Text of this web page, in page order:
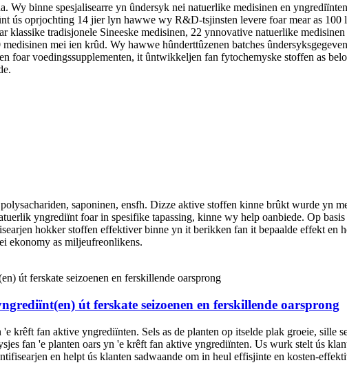
binne spesjalisearre yn ûndersyk nei natuerlike medisinen en
ús oprjochting 14 jier lyn hawwe wy R&D-tsjinsten levere foar mear as 100
tradisjonele Sineeske medisinen, 22 ynnovative natuerlike
mei ien krûd. Wy hawwe hûnderttûzenen batches
foar voedingssupplementen, it ûntwikkeljen fan fytochemyske stoffen as
saponinen, ensfh. Dizze aktive stoffen kinne brûkt wurde yn
yngrediïnt foar in spesifike tapassing, kinne wy ​​help oanbiede. Op
hokker stoffen effektiver binne yn it berikken fan it bepaalde effekt en
ekonomy as miljeufreonlikens.
út ferskate seizoenen en ferskillende oarsprong
krêft fan aktive yngrediïnten. Sels as de planten op itselde plak groeie, sille
fan 'e planten oars yn 'e krêft fan aktive yngrediïnten. Us wurk stelt ús
en helpt ús klanten sadwaande om in heul effisjinte en kosten-